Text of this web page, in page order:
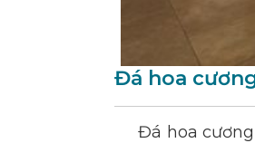
Đá hoa
Đá hoa cương